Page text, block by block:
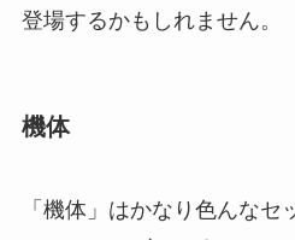
登場するかもしれません。
機体
「機体」はかなり色んな